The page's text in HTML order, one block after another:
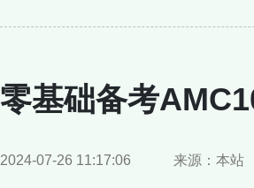
零基础备考
2024-07-26 11:17:06 来源：本站